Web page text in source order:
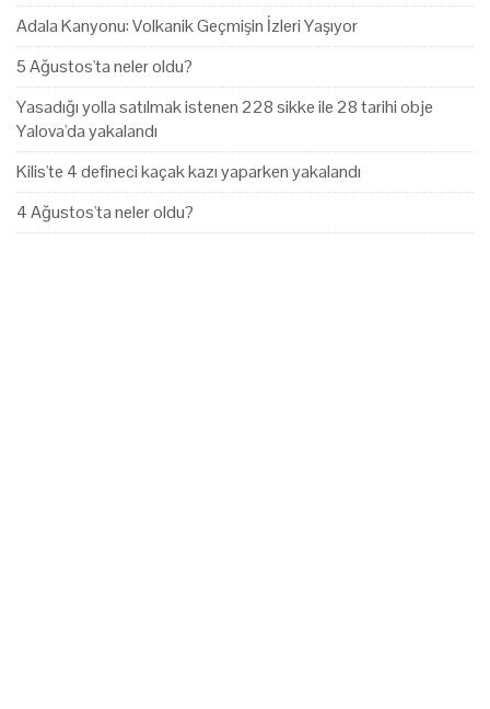
Adala Kanyonu: Volkanik Geçmişin İzleri Yaşıyor
5 Ağustos'ta neler oldu?
Yasadığı yolla satılmak istenen 228 sikke ile 28 tarihi obje
Yalova'da yakalandı
Kilis'te 4 defineci kaçak kazı yaparken yakalandı
4 Ağustos'ta neler oldu?